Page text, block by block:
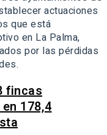
actuaciones
que está
en La Palma,
por las pérdidas
fincas
178,4